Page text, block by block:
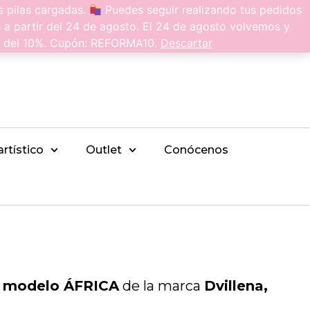
pilas cargadas.
Puedes seguir realizando tus pedidos
partir del 24 de agosto. El 24 de agosto volvemos y
10%. Cupón: REFORMA10. Descartar
0
Outlet Conócenos
modelo ÁFRICAde la marca Dvillena,